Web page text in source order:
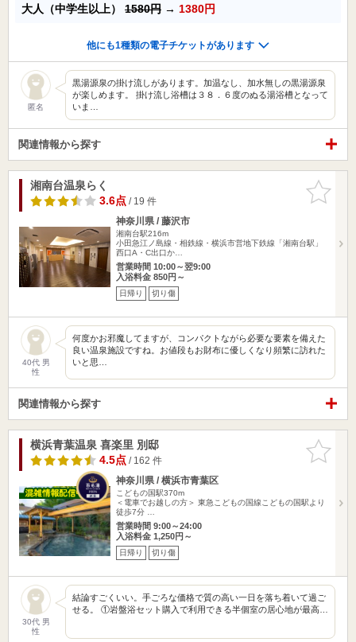
大人（中学生以上） 1580円 → 1380円
他にも1種類の電子チケットがあります
匿名
黒湯源泉の掛け流しがあります。加温なし、加水無しの黒湯源泉
が楽しめます。 掛け流し浴槽は３８．６度のぬる湯浴槽となって
いま…
関連情報から探す
お気に入
りに追加
湘南台温泉らく
3.6点/ 19 件
神奈川県 / 藤沢市
湘南台駅216m
小田急江ノ島線・相鉄線・横浜市営地下鉄線「湘南台駅」
西口A・C出口か…
営業時間 10:00～翌9:00
入浴料金 850円～
日帰り 切り傷
40代 男
性
何度かお邪魔してますが、コンパクトながら必要な要素を備えた
良い温泉施設ですね。お値段もお財布に優しくなり頻繁に訪れた
いと思…
関連情報から探す
お気に入
りに追加
横浜青葉温泉 喜楽里 別邸
4.5点/ 162 件
神奈川県 / 横浜市青葉区
こどもの国駅370m
＜電車でお越しの方＞ 東急こどもの国線こどもの国駅より
徒歩7分 …
営業時間 9:00～24:00
入浴料金 1,250円～
日帰り 切り傷
30代 男
性
結論すごくいい。手ごろな価格で質の高い一日を落ち着いて過ご
せる。 ①岩盤浴セット購入で利用できる半個室の居心地が最高…